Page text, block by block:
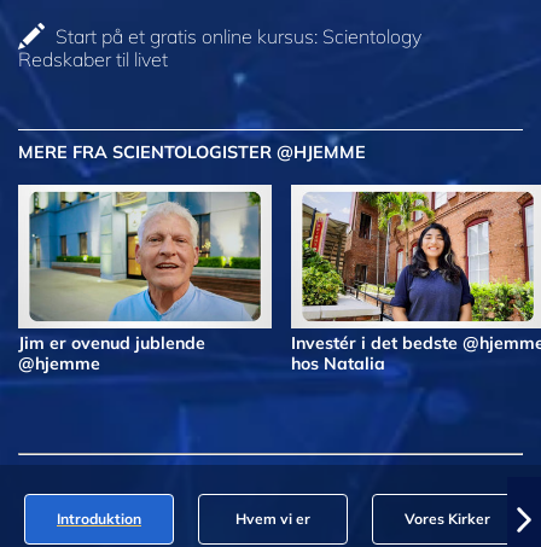
Start på et gratis online kursus: Scientology
Redskaber til livet
MERE FRA SCIENTOLOGISTER @HJEMME
Jim er ovenud jublende
@hjemme
Investér i det bedste
hos Natalia
Introduktion Hvem vi er Vores Kirker